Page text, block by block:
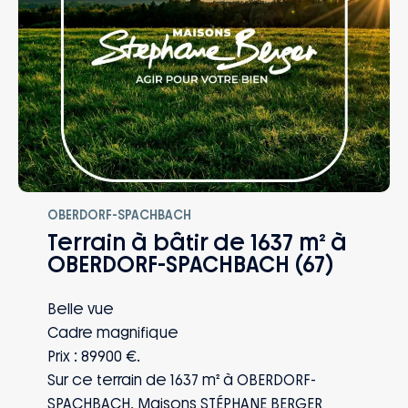
famille êtes protégés, quoi qu’il arrive.
OBERDORF-SPACHBACH
Terrain à bâtir de 1637 m² à
OBERDORF-SPACHBACH (67)
Belle vue
Cadre magnifique
Prix : 89900 €.
Sur ce terrain de 1637 m² à OBERDORF-
SPACHBACH, Maisons STÉPHANE BERGER